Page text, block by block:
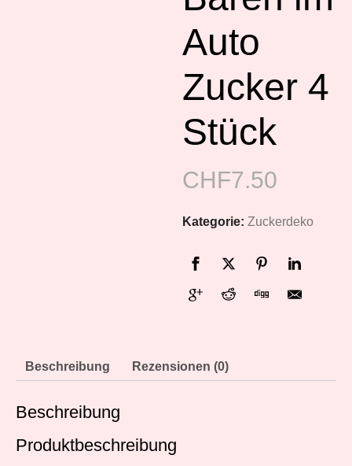
Auto
Zucker 4
Stück
CHF7.50
Kategorie:Zuckerdeko
Beschreibung Rezensionen (0)
Beschreibung
Produktbeschreibung